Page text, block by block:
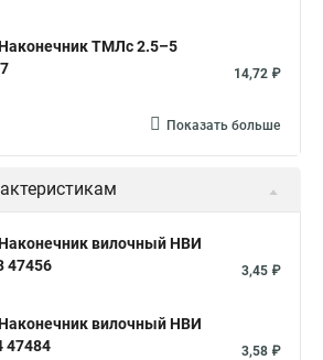
ТМЛс 2.5–5
14,72 ₽
Показать больше
вилочный НВИ
47456
3,45 ₽
вилочный НВИ
47484
3,58 ₽